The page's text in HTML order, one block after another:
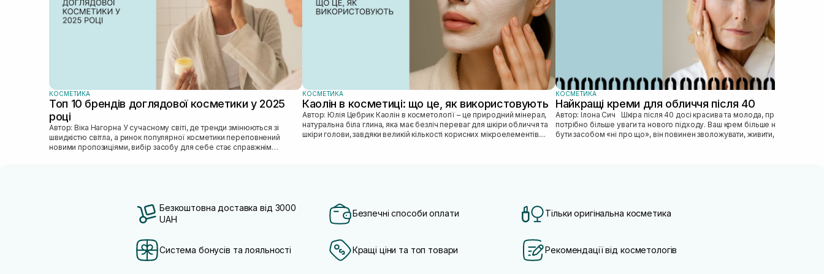
КОСМЕТИКА
Топ 10 брендів доглядової косметики у 2025
році
Автор: Віка Нагорна У сучасному світі, де тренди змінюються зі
швидкістю світла, а ринок популярної косметики переповнений
новими пропозиціями, вибір засобу для себе стає справжнім
КОСМЕТИКА
Каолін в косметиці: що це, як використовують
Автор: Юлія Цебрик Каолін в косметології – це природний мінерал,
натуральна біла глина, яка має безліч переваг для шкіри обличчя та
шкіри голови, завдяки великій кількості корисних мікроелементів....
КОСМЕТИКА
Найкращі креми для обличчя після 40
Автор: Ілона Сич Шкіра після 40 досі красива та молода, просто їй
потрібно більше уваги та нового підходу. Ваш крем більше не може
бути засобом «ні про що», він повинен зволожувати, живити, покр...
Безкоштовна доставка від 3000
UAH
Безпечні способи оплати Тільки оригінальна косметика
Система бонусів та лояльності Кращі ціни та топ товари Рекомендації від косметологів